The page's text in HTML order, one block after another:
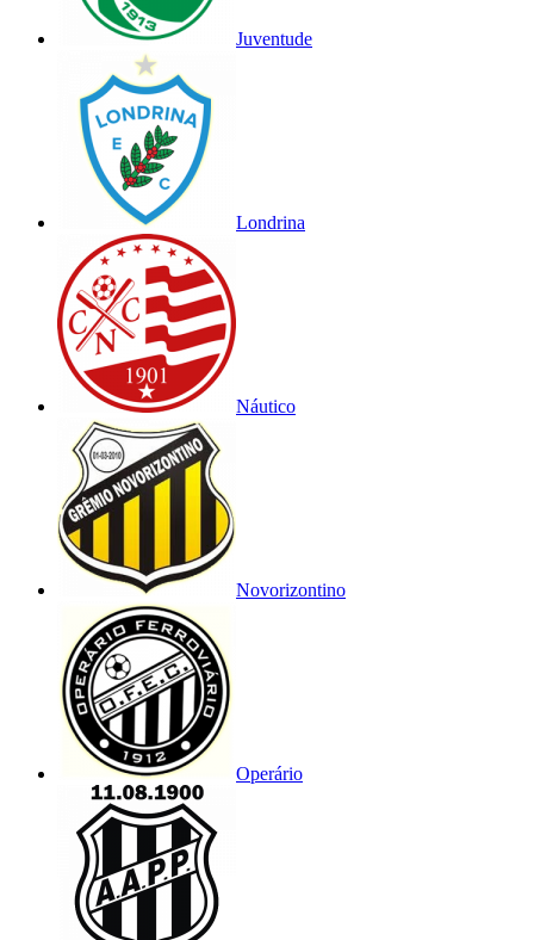
Juventude
Londrina
Náutico
Novorizontino
Operário